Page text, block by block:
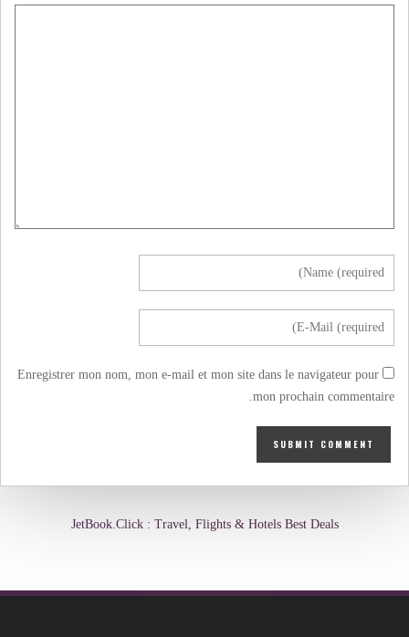
Enregistrer mon nom, mon e-mail et mon site dans le navigateur pour
mon prochain commentaire.
JetBook.Click : Travel, Flights & Hotels Best Deals